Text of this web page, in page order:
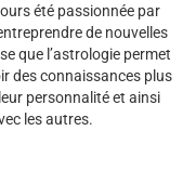
été passionnée par
de nouvelles
que l’astrologie permet
des connaissances plus
personnalité et ainsi
les autres.